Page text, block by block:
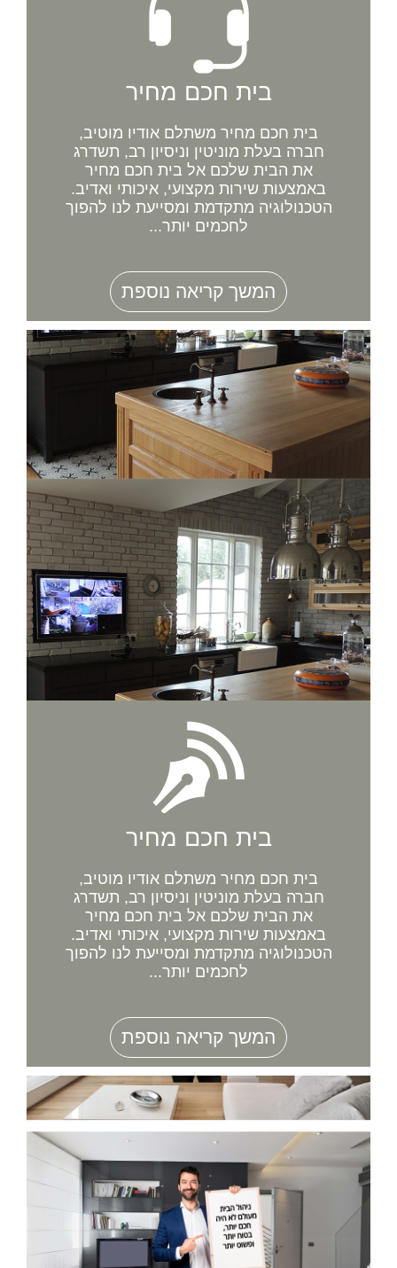
בית חכם מחיר
בית חכם מחיר משתלם אודיו מוטיב,
חברה בעלת מוניטין וניסיון רב, תשדרג
את הבית שלכם אל בית חכם מחיר
באמצעות שירות מקצועי, איכותי ואדיב.
הטכנולוגיה מתקדמת ומסייעת לנו להפוך
לחכמים יותר...
המשך קריאה נוספת
בית חכם מחיר
בית חכם מחיר משתלם אודיו מוטיב,
חברה בעלת מוניטין וניסיון רב, תשדרג
את הבית שלכם אל בית חכם מחיר
באמצעות שירות מקצועי, איכותי ואדיב.
הטכנולוגיה מתקדמת ומסייעת לנו להפוך
לחכמים יותר...
המשך קריאה נוספת